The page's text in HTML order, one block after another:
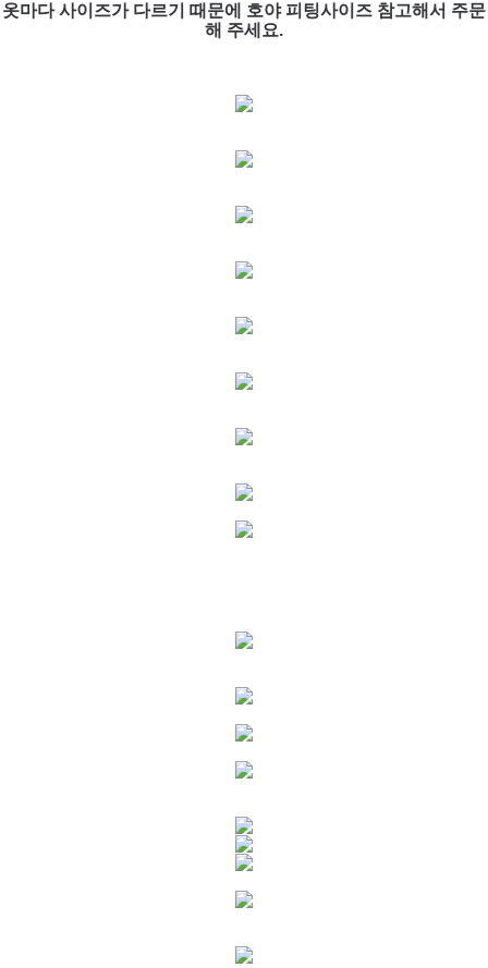
옷마다 사이즈가 다르기 때문에 호야 피팅사이즈 참고해서 주문
해 주세요.